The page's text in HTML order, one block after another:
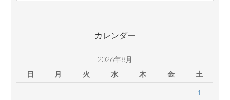
カレンダー
2026年8月
日
月 火 水 木 金 土
1